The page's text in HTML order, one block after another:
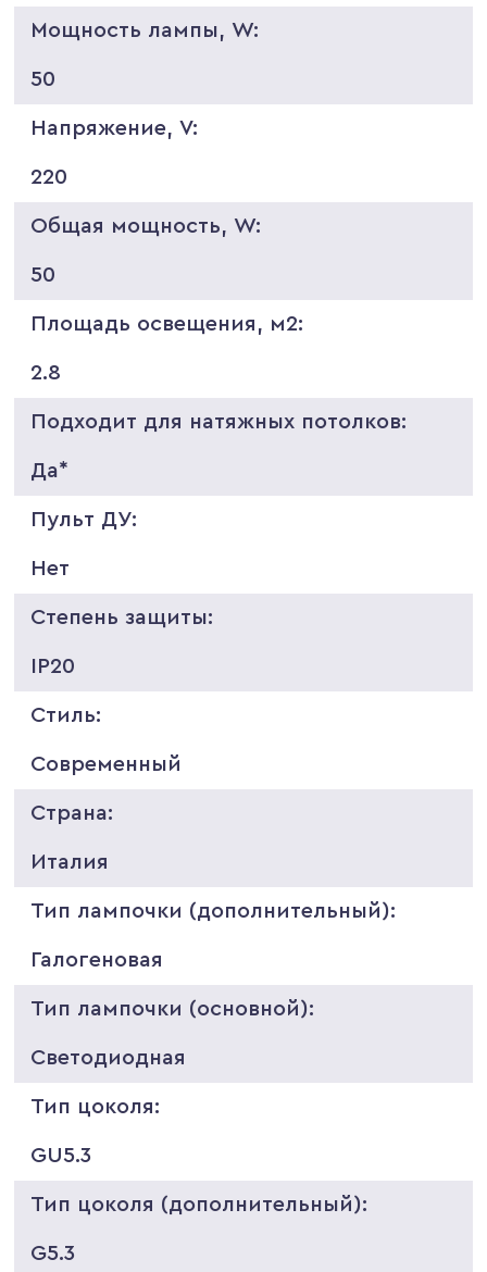
Мощность лампы, W:
50
Напряжение, V:
220
Общая мощность, W:
50
Площадь освещения, м2:
2.8
Подходит для натяжных потолков:
Да*
Пульт ДУ:
Нет
Степень защиты:
IP20
Стиль:
Современный
Страна:
Италия
Тип лампочки (дополнительный):
Галогеновая
Тип лампочки (основной):
Светодиодная
Тип цоколя:
GU5.3
Тип цоколя (дополнительный):
G5.3